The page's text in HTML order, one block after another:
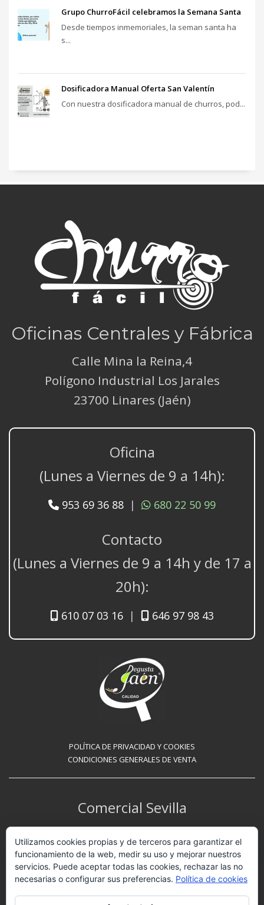
Grupo ChurroFácil celebramos la Semana Santa
Desde tiempos inmemoriales, la seman santa ha
s...
Dosificadora Manual Oferta San Valentín
Con nuestra dosificadora manual de churros, pod...
Oficinas Centrales y Fábrica
Calle Mina la Reina,4
Polígono Industrial Los Jarales
23700 Linares (Jaén)
Oficina
(Lunes a Viernes de 9 a 14h):
953 69 36 88 | 680 22 50 99
Contacto
(Lunes a Viernes de 9 a 14h y de 17 a
20h):
610 07 03 16 | 646 97 98 43
POLÍTICA DE PRIVACIDAD Y COOKIES
CONDICIONES GENERALES DE VENTA
Comercial Sevilla
40014 Sevilla
Teléfono: 621 221 488
Utilizamos cookies propias y de terceros para garantizar el
funcionamiento de la web, medir su uso y mejorar nuestros
servicios. Puede aceptar todas las cookies, rechazar las no
necesarias o configurar sus preferencias. Política de cookies